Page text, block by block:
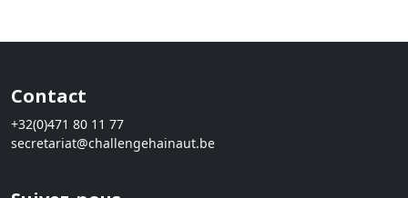
Contact
+32(0)471 80 11 77
secretariat@challengehainaut.be